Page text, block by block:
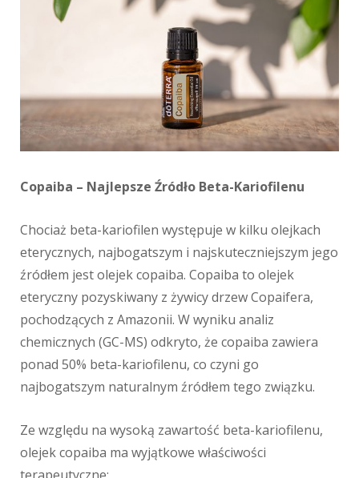
Copaiba – Najlepsze Źródło Beta-Kariofilenu
Chociaż beta-kariofilen występuje w kilku olejkach
eterycznych, najbogatszym i najskuteczniejszym jego
źródłem jest olejek copaiba. Copaiba to olejek
eteryczny pozyskiwany z żywicy drzew Copaifera,
pochodzących z Amazonii. W wyniku analiz
chemicznych (GC-MS) odkryto, że copaiba zawiera
ponad 50% beta-kariofilenu, co czyni go
najbogatszym naturalnym źródłem tego związku.
Ze względu na wysoką zawartość beta-kariofilenu,
olejek copaiba ma wyjątkowe właściwości